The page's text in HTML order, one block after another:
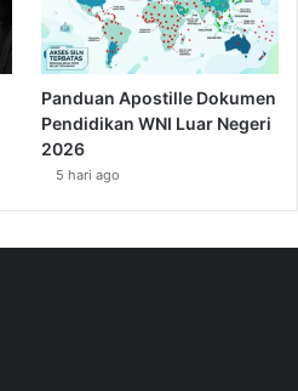
Panduan Apostille Dokumen
Pendidikan WNI Luar Negeri
2026
5 hari ago